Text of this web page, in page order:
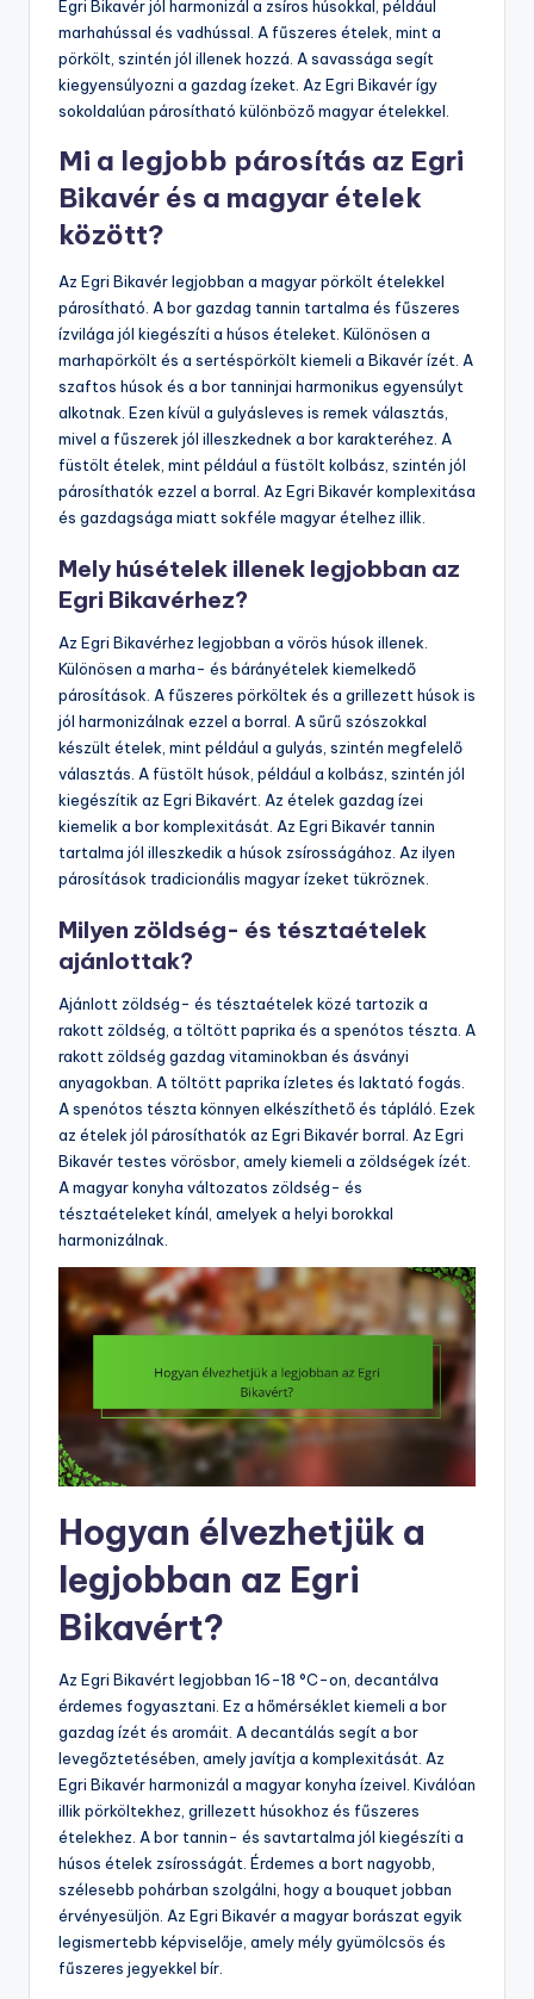
Egri Bikavér jól harmonizál a zsíros húsokkal, például
marhahússal és vadhússal. A fűszeres ételek, mint a
pörkölt, szintén jól illenek hozzá. A savassága segít
kiegyensúlyozni a gazdag ízeket. Az Egri Bikavér így
sokoldalúan párosítható különböző magyar ételekkel.
Mi a legjobb párosítás az Egri
Bikavér és a magyar ételek
között?
Az Egri Bikavér legjobban a magyar pörkölt ételekkel
párosítható. A bor gazdag tannin tartalma és fűszeres
ízvilága jól kiegészíti a húsos ételeket. Különösen a
marhapörkölt és a sertéspörkölt kiemeli a Bikavér ízét. A
szaftos húsok és a bor tanninjai harmonikus egyensúlyt
alkotnak. Ezen kívül a gulyásleves is remek választás,
mivel a fűszerek jól illeszkednek a bor karakteréhez. A
füstölt ételek, mint például a füstölt kolbász, szintén jól
párosíthatók ezzel a borral. Az Egri Bikavér komplexitása
és gazdagsága miatt sokféle magyar ételhez illik.
Mely húsételek illenek legjobban az
Egri Bikavérhez?
Az Egri Bikavérhez legjobban a vörös húsok illenek.
Különösen a marha- és bárányételek kiemelkedő
párosítások. A fűszeres pörköltek és a grillezett húsok is
jól harmonizálnak ezzel a borral. A sűrű szószokkal
készült ételek, mint például a gulyás, szintén megfelelő
választás. A füstölt húsok, például a kolbász, szintén jól
kiegészítik az Egri Bikavért. Az ételek gazdag ízei
kiemelik a bor komplexitását. Az Egri Bikavér tannin
tartalma jól illeszkedik a húsok zsírosságához. Az ilyen
párosítások tradicionális magyar ízeket tükröznek.
Milyen zöldség- és tésztaételek
ajánlottak?
Ajánlott zöldség- és tésztaételek közé tartozik a
rakott zöldség, a töltött paprika és a spenótos tészta. A
rakott zöldség gazdag vitaminokban és ásványi
anyagokban. A töltött paprika ízletes és laktató fogás.
A spenótos tészta könnyen elkészíthető és tápláló. Ezek
az ételek jól párosíthatók az Egri Bikavér borral. Az Egri
Bikavér testes vörösbor, amely kiemeli a zöldségek ízét.
A magyar konyha változatos zöldség- és
tésztaételeket kínál, amelyek a helyi borokkal
harmonizálnak.
Hogyan élvezhetjük a
legjobban az Egri
Bikavért?
Az Egri Bikavért legjobban 16-18 °C-on, decantálva
érdemes fogyasztani. Ez a hőmérséklet kiemeli a bor
gazdag ízét és aromáit. A decantálás segít a bor
levegőztetésében, amely javítja a komplexitását. Az
Egri Bikavér harmonizál a magyar konyha ízeivel. Kiválóan
illik pörköltekhez, grillezett húsokhoz és fűszeres
ételekhez. A bor tannin- és savtartalma jól kiegészíti a
húsos ételek zsírosságát. Érdemes a bort nagyobb,
szélesebb pohárban szolgálni, hogy a bouquet jobban
érvényesüljön. Az Egri Bikavér a magyar borászat egyik
legismertebb képviselője, amely mély gyümölcsös és
fűszeres jegyekkel bír.